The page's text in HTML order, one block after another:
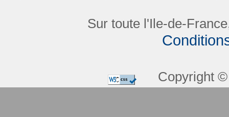
Sur toute l'Ile-de-
Copyright